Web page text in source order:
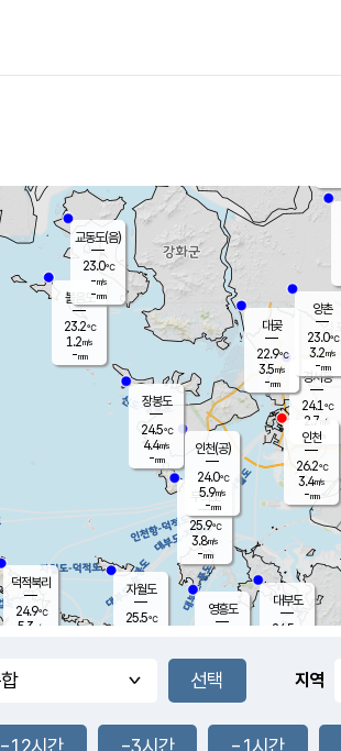
풍도
3.4m/s
무의도
25.9℃
3.8m/s
-mm
영흥도
볼음도
23.2℃
1.2m/s
-mm
자월도
25.5℃
장봉도
24.5℃
4.4m/s
-mm
대부도
24.5
경서동
24.1℃
2.7 m/s
-mm
대곶
22.9℃
3.5m/s
-mm
양촌
23.0℃
3.2m/s
-mm
덕적북리
24.9℃
5.3 m/s
인천(공)
24.0℃
5.9m/s
-mm
교동도(음)
23.0℃
-m/s
-mm
인천
26.2℃
3.4m/s
-mm
지역
-12시간 -3시간 -1시간